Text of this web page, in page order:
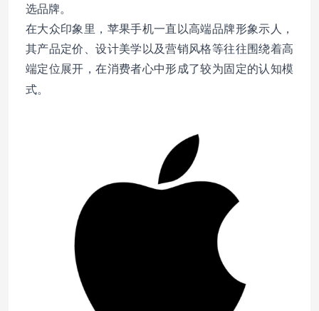
选品牌。
在大众印象里，苹果手机一直以高端品牌形象示人，
其产品定价、设计美学以及营销风格等往往围绕着高
端定位展开，在消费者心中形成了较为固定的认知模
式。